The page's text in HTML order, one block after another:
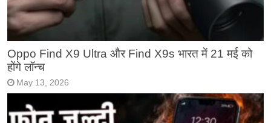
Oppo Find X9 Ultra और Find X9s भारत में 21 मई को
होंगे लॉन्च
May 13, 2026